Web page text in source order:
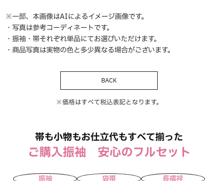
※一部、本画像はAIによるイメージ画像です。
・写真は参考コーディネートです。
・振袖・帯それぞれ単品にてお選びいただけます。
・商品写真は実物の色と多少異なる場合がございます。
BACK
※価格はすべて税込表記となります。
帯も小物もお仕立代もすべて揃った
ご購入振袖 安心のフルセット
振袖 袋帯
長襦袢